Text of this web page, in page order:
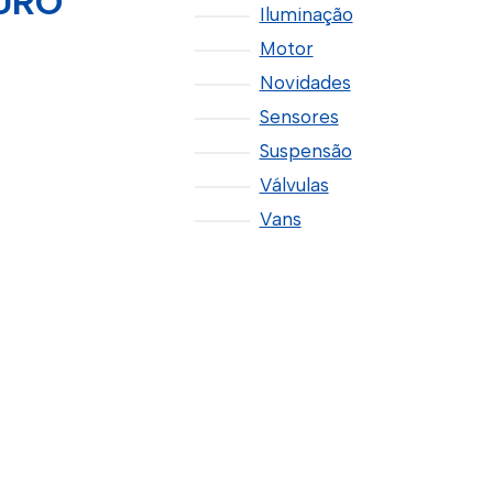
Iluminação
Motor
Novidades
Sensores
Suspensão
Válvulas
Vans